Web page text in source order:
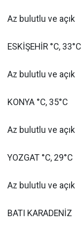
Az bulutlu ve açık
ESKİŞEHİR °C, 33°C
Az bulutlu ve açık
KONYA °C, 35°C
Az bulutlu ve açık
YOZGAT °C, 29°C
Az bulutlu ve açık
BATI KARADENİZ